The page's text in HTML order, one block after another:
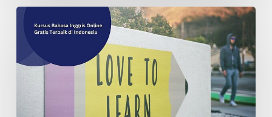
Kursus
Bahasa
Inggris
Online